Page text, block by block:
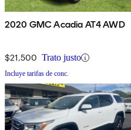
2020 GMC Acadia AT4 AWD
$21,500 Trato justo
Incluye tarifas de conc.